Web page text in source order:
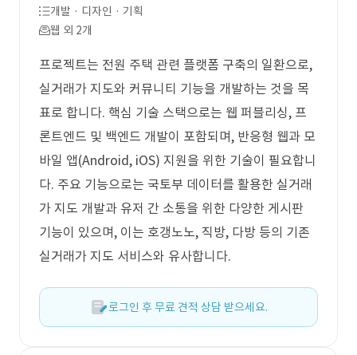
개발 · 디자인 · 기획
웹 외 2개
프로젝트는 전원 주택 관련 플랫폼 구축의 일환으로,
실거래가 지도와 커뮤니티 기능을 개발하는 것을 목
표로 합니다. 핵심 기술 스택으로는 웹 퍼블리싱, 프
론트엔드 및 백엔드 개발이 포함되며, 반응형 웹과 모
바일 앱(Android, iOS) 지원을 위한 기술이 필요합니
다. 주요 기능으로는 국토부 데이터를 활용한 실거래
가 지도 개발과 유저 간 소통을 위한 다양한 게시판
기능이 있으며, 이는 호갱노노, 직방, 다방 등의 기존
실거래가 지도 서비스와 유사합니다.
로그인 후 무료 견적 상담 받으세요.